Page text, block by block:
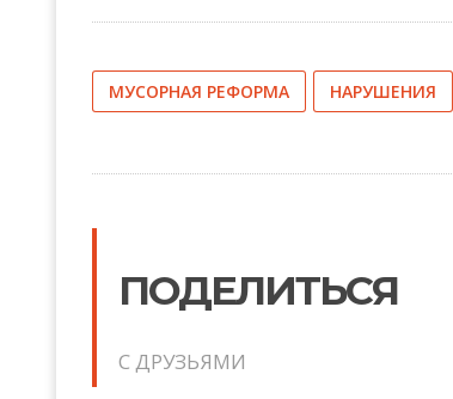
МУСОРНАЯ РЕФОРМА НАРУШЕНИЯ
ПОДЕЛИТЬСЯ
С ДРУЗЬЯМИ